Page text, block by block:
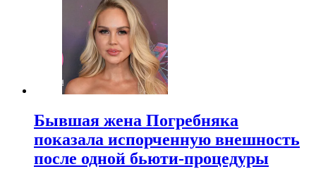
Бывшая жена Погребняка
показала испорченную внешность
после одной бьюти-процедуры